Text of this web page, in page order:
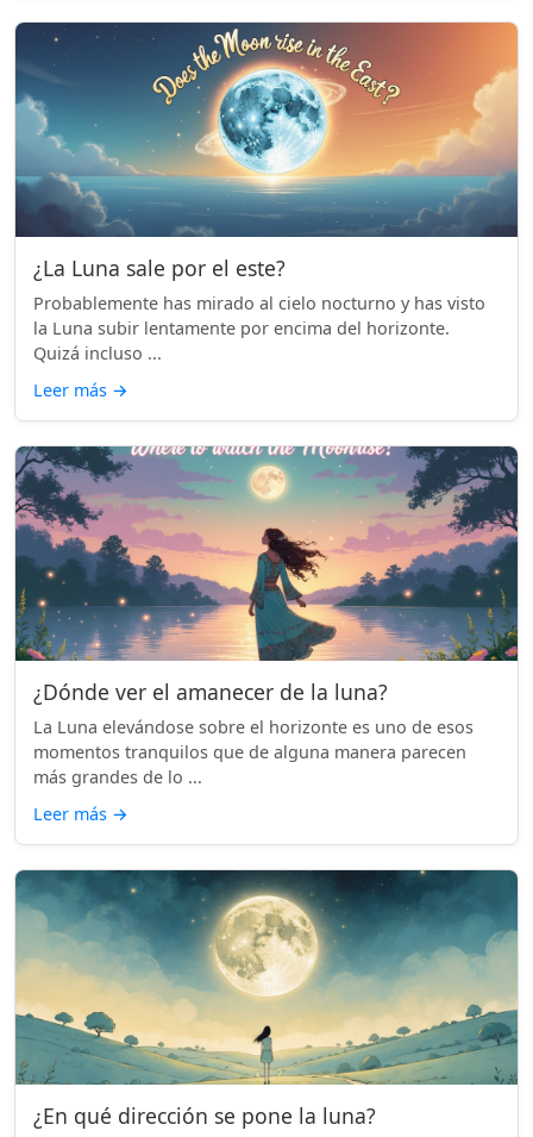
¿La Luna sale por el este?
Probablemente has mirado al cielo nocturno y has visto
la Luna subir lentamente por encima del horizonte.
Quizá incluso ...
Leer más →
¿Dónde ver el amanecer de la luna?
La Luna elevándose sobre el horizonte es uno de esos
momentos tranquilos que de alguna manera parecen
más grandes de lo ...
Leer más →
¿En qué dirección se pone la luna?